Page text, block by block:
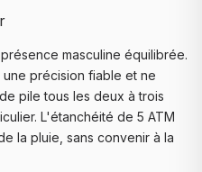
masculine équilibrée.
précision fiable et ne
pile tous les deux à trois
L'étanchéité de 5 ATM
la pluie, sans convenir à la